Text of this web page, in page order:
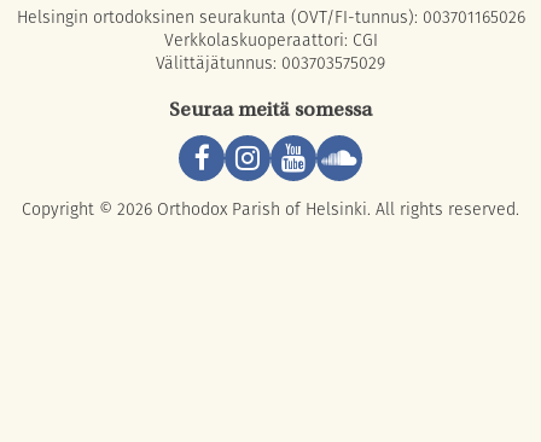
Helsingin ortodoksinen seurakunta (OVT/FI-tunnus): 003701165026
Verkkolaskuoperaattori: CGI
Välittäjätunnus: 003703575029
Seuraa meitä somessa
Copyright © 2026 Orthodox Parish of Helsinki. All rights reserved.